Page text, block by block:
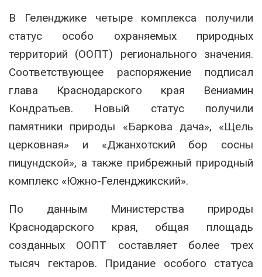
В Геленджике четыре комплекса получили
статус особо охраняемых природных
территорий (ООПТ) регионального значения.
Соответствующее распоряжение подписал
глава Краснодарского края Вениамин
Кондратьев. Новый статус получили
памятники природы «Баркова дача», «Щель
церковная» и «Джанхотский бор сосны
пицундской», а также прибрежный природный
комплекс «Южно-Геленджикский».
По данным Министерства природы
Краснодарского края, общая площадь
созданных ООПТ составляет более трех
тысяч гектаров. Придание особого статуса